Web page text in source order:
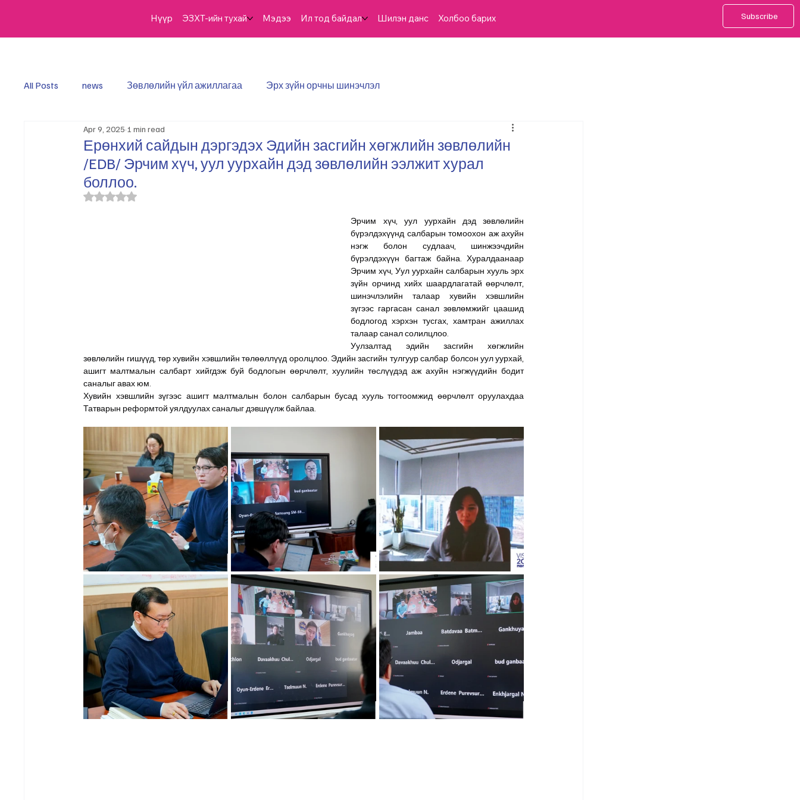
Нүүр ЭЗХТ-ийн тухай Мэдээ Ил тод байдал Шилэн данс Холбоо барих Subscribe
All Posts news ​Зөвлөлийн үйл ажиллагаа Эрх зүйн орчны шинэчлэл
Ерөнхий сайдын дэргэдэх Эдийн засгийн хөгжлийн зөвлөлийн
/EDB/ Эрчим хүч, уул уурхайн дэд зөвлөлийн ээлжит хурал
боллоо.
Apr 9, 2025 1 min read
Rated NaN out of 5 stars.
Эрчим хүч, уул уурхайн дэд зөвлөлийн
бүрэлдэхүүнд салбарын томоохон аж ахуйн
нэгж болон судлаач, шинжээчдийн
бүрэлдэхүүн багтаж байна. Хуралдаанаар
Эрчим хүч, Уул уурхайн салбарын хууль эрх
зүйн орчинд хийх шаардлагатай өөрчлөлт,
шинэчлэлийн талаар хувийн хэвшлийн
зүгээс гаргасан санал зөвлөмжийг цаашид
бодлогод хэрхэн тусгах, хамтран ажиллах
талаар санал солилцлоо.
Уулзалтад эдийн засгийн хөгжлийн
зөвлөлийн гишүүд, төр хувийн хэвшлийн төлөөллүүд оролцлоо. Эдийн засгийн тулгуур салбар болсон уул уурхай,
ашигт малтмалын салбарт хийгдэж буй бодлогын өөрчлөлт, хуулийн төслүүдэд аж ахуйн нэгжүүдийн бодит
саналыг авах юм.
Хувийн хэвшлийн зүгээс ашигт малтмалын болон салбарын бусад хууль тогтоомжид өөрчлөлт оруулахдаа
Татварын реформтой уялдуулах саналыг дэвшүүлж байлаа.